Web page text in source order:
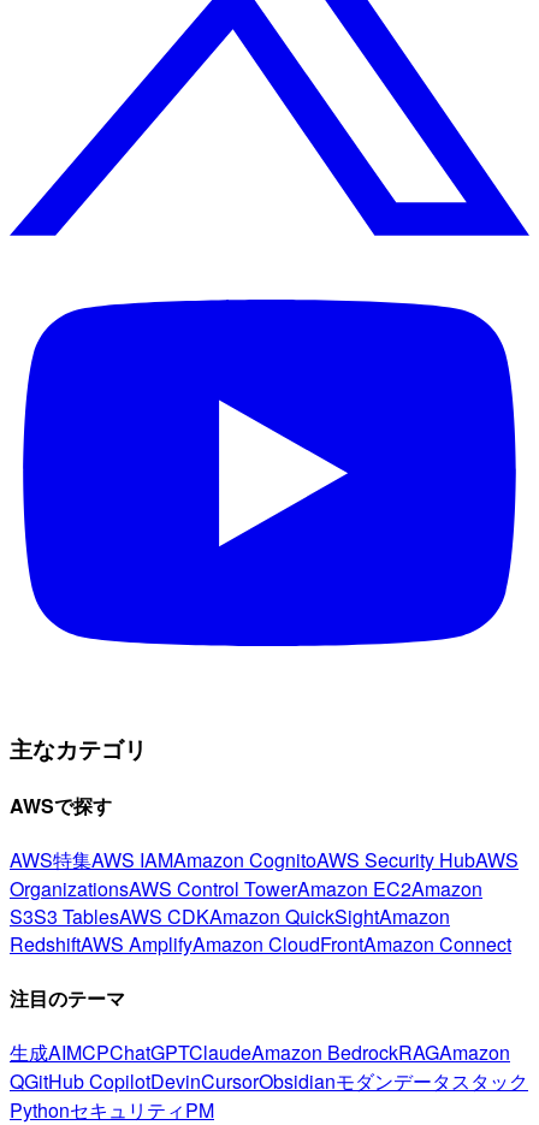
主なカテゴリ
AWSで探す
AWS特集AWS IAMAmazon CognitoAWS Security HubAWS
OrganizationsAWS Control TowerAmazon EC2Amazon
S3S3 TablesAWS CDKAmazon QuickSightAmazon
RedshiftAWS AmplifyAmazon CloudFrontAmazon Connect
注目のテーマ
生成AIMCPChatGPTClaudeAmazon BedrockRAGAmazon
QGitHub CopilotDevinCursorObsidianモダンデータスタック
PythonセキュリティPM